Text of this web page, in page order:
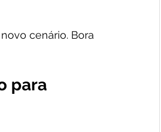
cenário. Bora
para